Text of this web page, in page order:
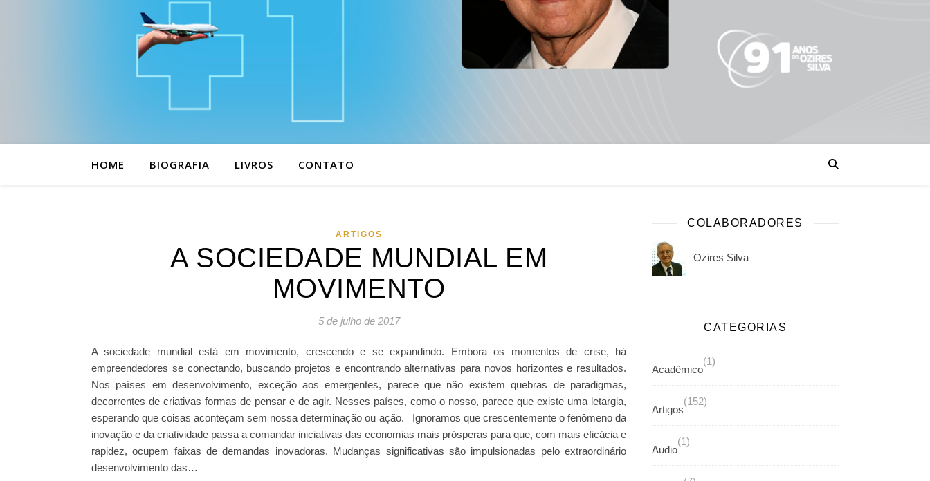
HOME BIOGRAFIA LIVROS CONTATO
ARTIGOS
A SOCIEDADE MUNDIAL EM
MOVIMENTO
5 de julho de 2017
A sociedade mundial está em movimento, crescendo e se expandindo. Embora os momentos de crise, há
empreendedores se conectando, buscando projetos e encontrando alternativas para novos horizontes e resultados.
Nos países em desenvolvimento, exceção aos emergentes, parece que não existem quebras de paradigmas,
decorrentes de criativas formas de pensar e de agir. Nesses países, como o nosso, parece que existe uma letargia,
esperando que coisas aconteçam sem nossa determinação ou ação. Ignoramos que crescentemente o fenômeno da
inovação e da criatividade passa a comandar iniciativas das economias mais prósperas para que, com mais eficácia e
rapidez, ocupem faixas de demandas inovadoras. Mudanças significativas são impulsionadas pelo extraordinário
desenvolvimento das…
COLABORADORES
Ozires Silva
CATEGORIAS
Acadêmico
(1)
Artigos
(152)
Audio
(1)